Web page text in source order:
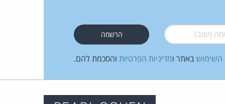
(שוב)*
השימוש באתר ומדיניות הפרטיות והסכמת להם.